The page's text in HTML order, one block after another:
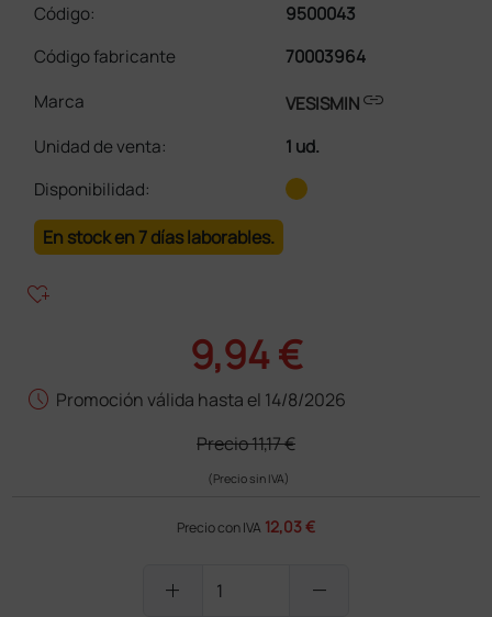
Código:
9500043
Código fabricante
70003964
Marca
VESISMINlink
Unidad de venta:
1 ud.
Disponibilidad:
En stock en 7 días laborables.
heart_plus
9,94 €
schedule Promoción válida hasta el 14/8/2026
Precio11,17 €
(Precio sin IVA)
Precio con IVA 12,03 €
add remove